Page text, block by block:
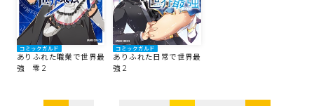
コミックガルド
ありふれた職業で世界最
強 零 2
コミックガルド
ありふれた日常で世界最
強 2